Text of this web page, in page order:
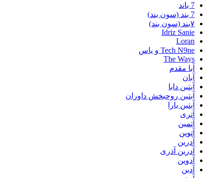
7 باند
7 بند (سون بند)
۷بند (سون بند)
Idriz Sanie
Loran
Tech N9ne و یاس
The Ways
آبا مقدم
آبان
آبتین دابا
آبتین روحبخش داوران
آبتین یارا
آتری
آتمین
آتوین
آدرین
آدرین آذری
آدوین
آدین